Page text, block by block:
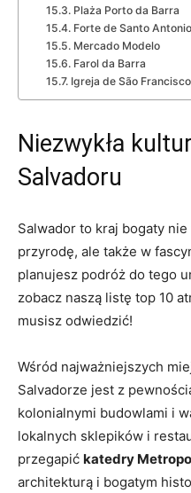
Plaża Porto da Barra
Forte‌ de Santo
Mercado Modelo
Farol da Barra
Igreja de⁢ São Francisco
Niezwykła
Salvadoru
Salwador to kraj bogaty⁣
przyrodę, ⁤ale także w
planujesz ⁣podróż do tego
zobacz naszą listę top 10
musisz odwiedzić!
Wśród najważniejszych⁣
Salvadorze jest z
kolonialnymi budowlami i
lokalnych sklepików i⁤
przegapić katedry
architekturą i ⁢bogatym